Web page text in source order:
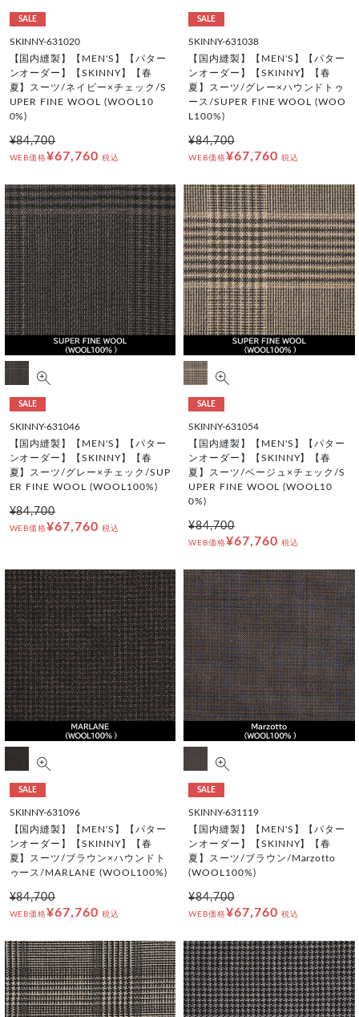
SALE
SKINNY-631020
【国内縫製】【MEN'S】【パター
ンオーダー】【SKINNY】【春
夏】スーツ/ネイビー×チェック/S
UPER FINE WOOL (WOOL10
0%)
¥84,700
WEB価格¥67,760 税込
SALE
SKINNY-631038
【国内縫製】【MEN'S】【パター
ンオーダー】【SKINNY】【春
夏】スーツ/グレー×ハウンドトゥ
ース/SUPER FINE WOOL (WOO
L100%)
¥84,700
WEB価格¥67,760 税込
SALE
SKINNY-631046
【国内縫製】【MEN'S】【パター
ンオーダー】【SKINNY】【春
夏】スーツ/グレー×チェック/SUP
ER FINE WOOL (WOOL100%)
¥84,700
WEB価格¥67,760 税込
SALE
SKINNY-631054
【国内縫製】【MEN'S】【パター
ンオーダー】【SKINNY】【春
夏】スーツ/ベージュ×チェック/S
UPER FINE WOOL (WOOL10
0%)
¥84,700
WEB価格¥67,760 税込
SALE
SKINNY-631096
【国内縫製】【MEN'S】【パター
ンオーダー】【SKINNY】【春
夏】スーツ/ブラウン×ハウンドト
ゥース/MARLANE (WOOL100%)
¥84,700
WEB価格¥67,760 税込
SALE
SKINNY-631119
【国内縫製】【MEN'S】【パター
ンオーダー】【SKINNY】【春
夏】スーツ/ブラウン/Marzotto
(WOOL100%)
¥84,700
WEB価格¥67,760 税込